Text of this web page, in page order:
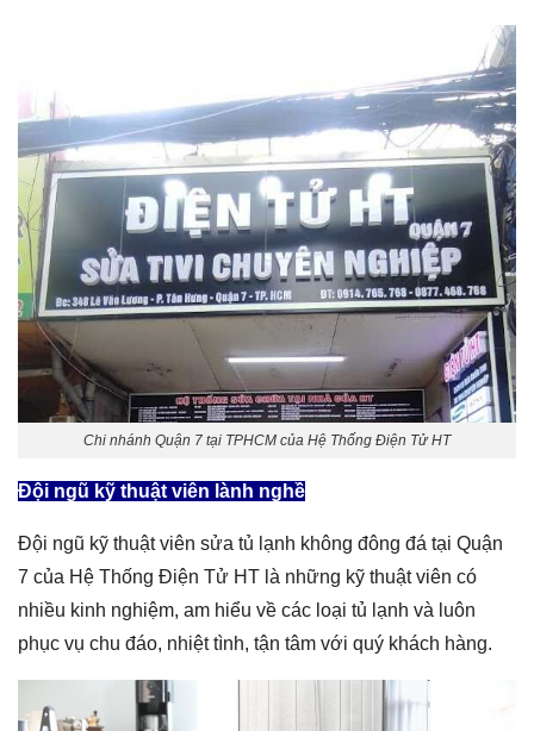
Chi nhánh Quận 7 tại TPHCM của Hệ Thống Điện Tử HT
Đội ngũ kỹ thuật viên lành nghề
Đội ngũ kỹ thuật viên sửa tủ lạnh không đông đá tại Quận
7 của Hệ Thống Điện Tử HT là những kỹ thuật viên có
nhiều kinh nghiệm, am hiểu về các loại tủ lạnh và luôn
phục vụ chu đáo, nhiệt tình, tận tâm với quý khách hàng.